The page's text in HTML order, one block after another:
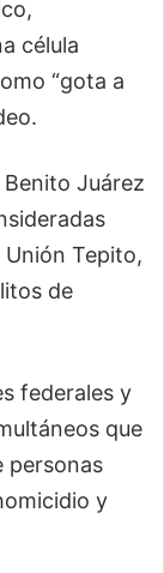
célula
“gota a
Juárez
Unión Tepito,
de
federales y
que
personas
y